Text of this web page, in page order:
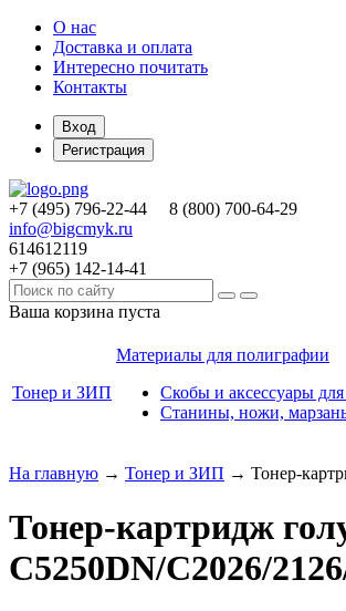
О нас
Доставка и оплата
Интересно почитать
Контакты
Вход
Регистрация
+7 (495) 796-22-44 8 (800) 700-64-29
info@bigcmyk.ru
614612119
+7 (965) 142-14-41
Ваша корзина пуста
Тонер и ЗИП
Материалы для полиграфии
Скобы и аксессуары
Станины, ножи,
На главную → Тонер и ЗИП → Тонер-
Тонер-картридж
C5250DN/C2026/